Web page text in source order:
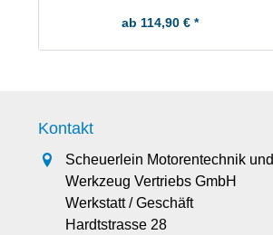
ab 114,90 € *
Kontakt
Scheuerlein Motorentechnik und
Werkzeug Vertriebs GmbH
Werkstatt / Geschäft
Hardtstrasse 28